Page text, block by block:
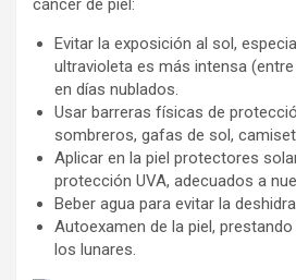
cáncer de piel:
Evitar la exposición al sol,
ultravioleta es más intensa
en días nublados.
Usar barreras físicas de
sombreros, gafas de sol,
Aplicar en la piel protectores
protección UVA, adecuados a
Beber agua para evitar la
Autoexamen de la piel,
los lunares.